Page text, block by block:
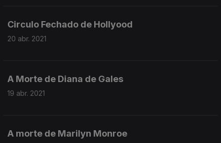
Circulo Fechado de Hollyood
20 abr. 2021
A Morte de Diana de Gales
19 abr. 2021
A morte de Marilyn Monroe